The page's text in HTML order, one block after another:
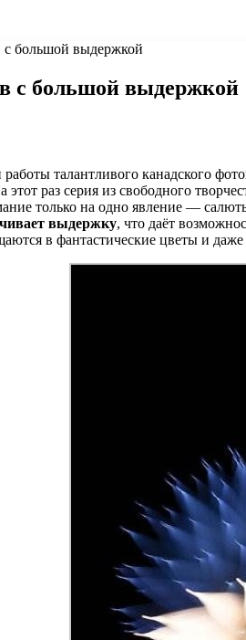
с большой выдержкой
с большой выдержкой
талантливого канадского
этот раз серия из свободного
только на одно явление —
выдержку, что даёт
в фантастические цветы и